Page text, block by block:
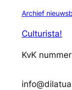
Archief
Culturista!
KvK